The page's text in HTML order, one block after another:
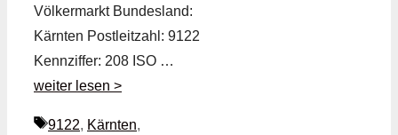
Völkermarkt Bundesland:
Kärnten Postleitzahl: 9122
Kennziffer: 208 ISO …
weiter lesen >
Schlagwörter
9122, Kärnten,